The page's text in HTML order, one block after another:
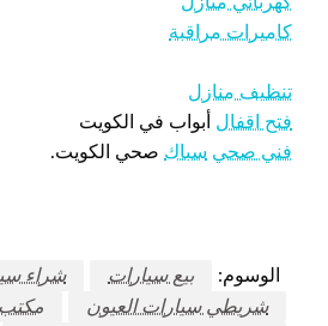
كاميرات مراقبة
تنظيف منازل
فتح اقفال أبواب في الكويت
فني صحي سباك صحي الكويت.
الوسوم: بيع سيارات
شراء
شريطي سيارات العيون